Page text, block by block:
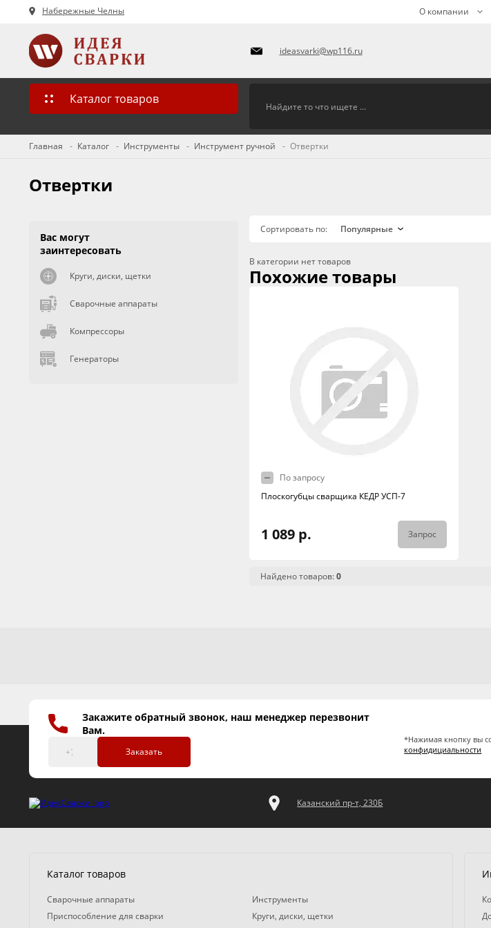
Набережные Челны О компании
ideasvarki@wp116.ru
Каталог товаров
Главная Каталог Инструменты Инструмент ручной Отвертки
Отвертки
Сортировать по:
В категории нет товаров
Похожие товары
По запросу
Плоскогубцы сварщика КЕДР УСП-7
1 089 р. Запрос
Найдено товаров:0
Вас могут
заинтересовать
Круги, диски, щетки
Сварочные аппараты
Компрессоры
Генераторы
Закажите обратный звонок, наш менеджер перезвонит
Вам.
Заказать
*Нажимая кнопку вы
конфидициальности
Казанский пр-т, 230Б
Каталог товаров
Сварочные аппараты
Инструменты
Приспособление для сварки
Круги, диски, щетки